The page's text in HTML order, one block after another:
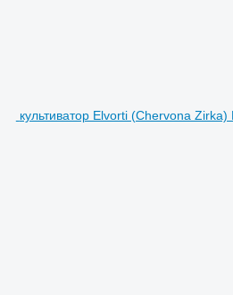
культиватор Elvorti (Chervona